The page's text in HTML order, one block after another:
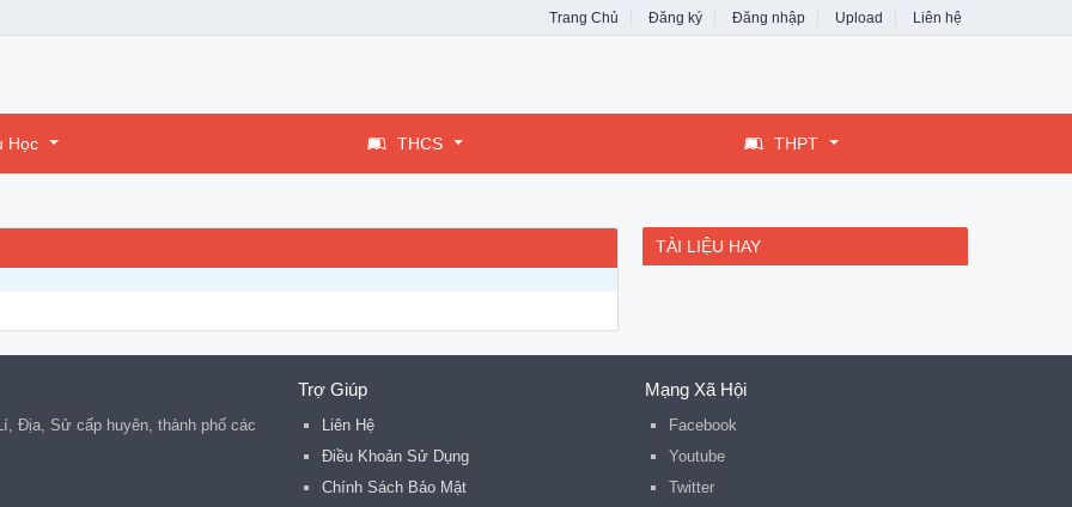
Trang Chủ Đăng ký Đăng nhập Upload Liên hệ
Học THCS THPT
TÀI LIỆU HAY
Địa, Sử cấp huyên, thành phố các
Trợ Giúp
Liên Hệ
Điều Khoản Sử Dụng
Chính Sách Bảo Mật
Mạng Xã Hội
Facebook
Youtube
Twitter